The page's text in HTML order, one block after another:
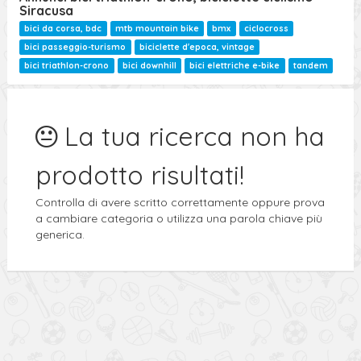
Ricerca Avanzata
Siracusa
bici da corsa, bdc mtb mountain bike bmx
ciclocross
bici passeggio-turismo
biciclette d'epoca, vintage
bici triathlon-crono
bici downhill bici elettriche e-bike tandem
La tua ricerca non ha
prodotto risultati!
Controlla di avere scritto correttamente oppure prova
a cambiare categoria o utilizza una parola chiave più
generica.